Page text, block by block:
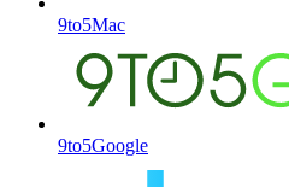
9to5Mac
9to5Google